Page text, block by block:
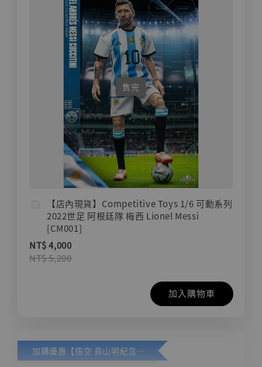
售完
【店內現貨】Competitive Toys 1/6 可動系列
2022世足 阿根廷隊 梅西 Lionel Messi
[CM001]
NT$ 4,000
NT$ 5,200
加入購物車
加購優惠【悟空 鳥山明紀念款 [奇蹟工作室]】